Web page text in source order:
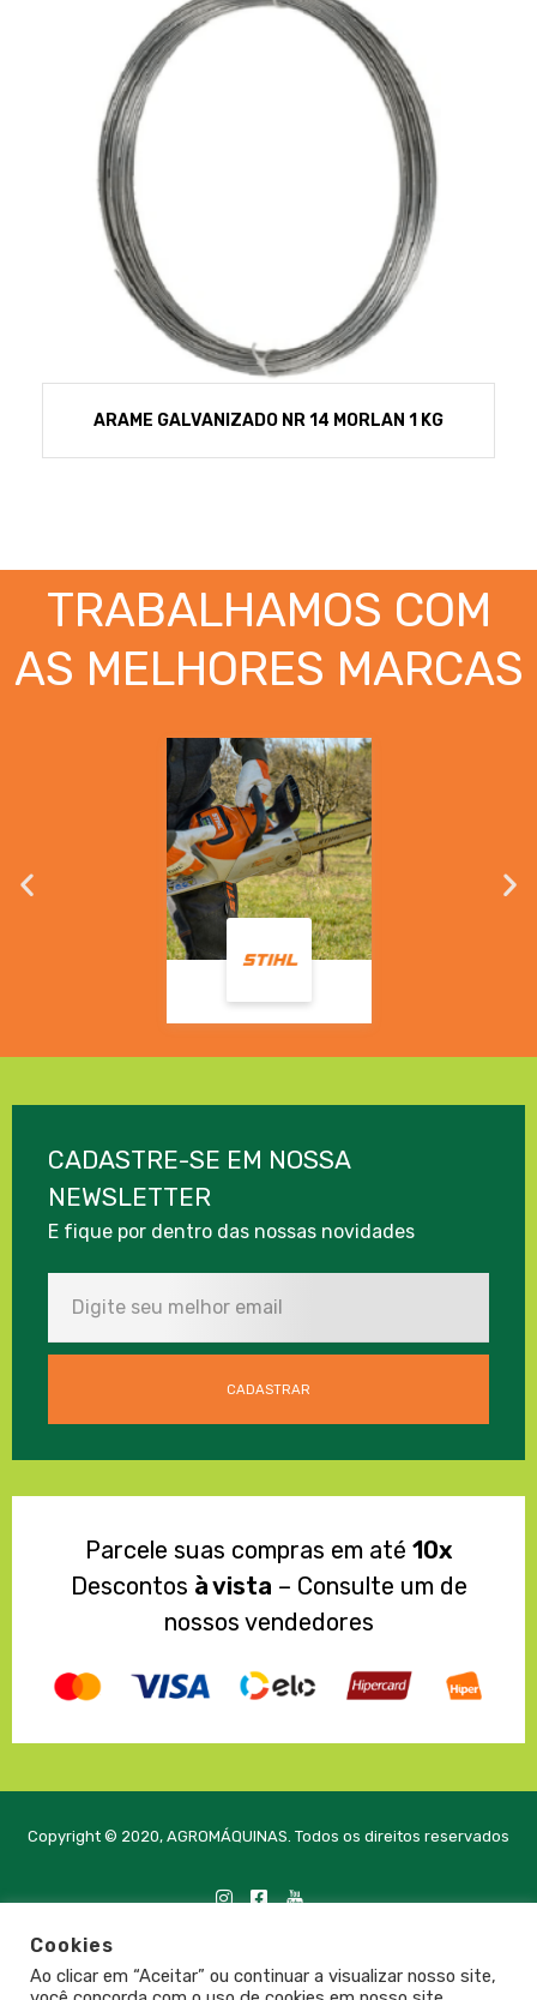
ARAME GALVANIZADO NR 14 MORLAN 1 KG
TRABALHAMOS COM
AS MELHORES MARCAS
CADASTRE-SE EM NOSSA
NEWSLETTER
E fique por dentro das nossas novidades
Parcele suas compras em até 10x
Descontos à vista – Consulte um de
nossos vendedores
Copyright © 2020, AGROMÁQUINAS. Todos os direitos reservados
Desenvolvido com
Cookies
Ao clicar em “Aceitar” ou continuar a visualizar nosso site,